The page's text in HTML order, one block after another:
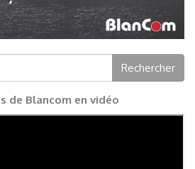
Rechercher
de Blancom en vidéo